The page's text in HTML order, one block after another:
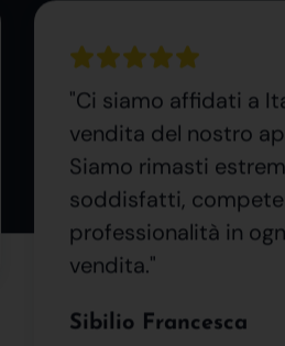
"Ci siamo affidati a
vendita del nostro
Siamo rimasti
soddisfatti,
professionalità in
vendita."
Sibilio Francesca